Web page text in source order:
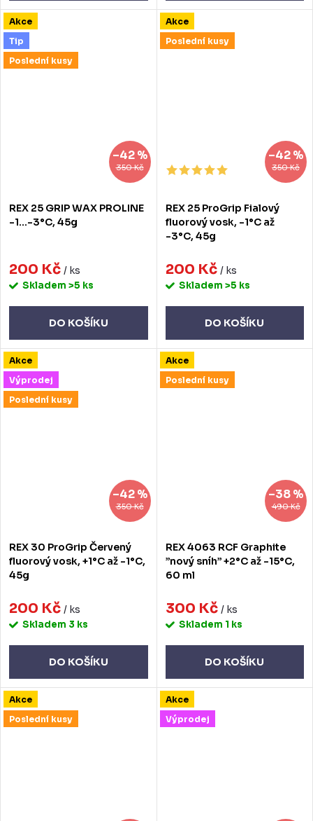
Akce
Tip
Poslední kusy
350 Kč
–42 %
REX 25 GRIP WAX PROLINE
-1...-3°C, 45g
200 Kč / ks
Skladem >5 ks
DO KOŠÍKU
Akce
Poslední kusy
350 Kč
–42 %
REX 25 ProGrip Fialový
fluorový vosk, -1°C až
-3°C, 45g
200 Kč / ks
Skladem >5 ks
DO KOŠÍKU
Akce
Výprodej
Poslední kusy
350 Kč
–42 %
REX 30 ProGrip Červený
fluorový vosk, +1°C až -1°C,
45g
200 Kč / ks
Skladem 3 ks
DO KOŠÍKU
Akce
Poslední kusy
490 Kč
–38 %
REX 4063 RCF Graphite
”nový sníh” +2°C až -15°C,
60 ml
300 Kč / ks
Skladem 1 ks
DO KOŠÍKU
Akce
Poslední kusy
Akce
Výprodej